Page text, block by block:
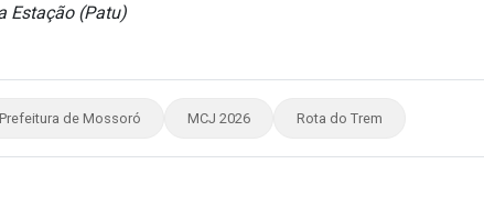
Estação (Patu)
Prefeitura de Mossoró MCJ 2026 Rota do Trem